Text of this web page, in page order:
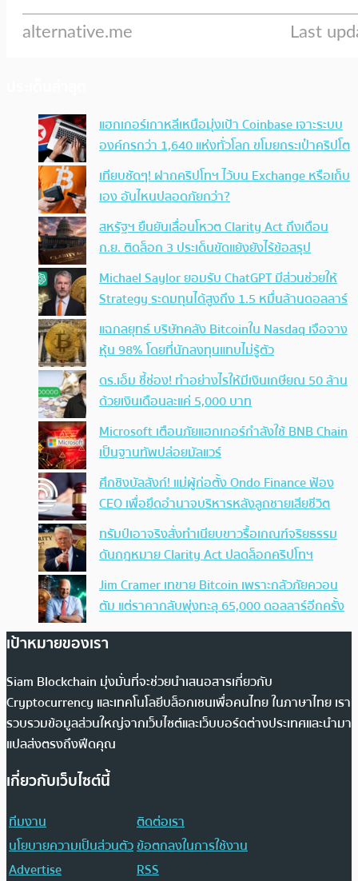
แฮกเกอร์เกาหลีเหนือมุ่งเป้า Coinbase เจาะระบบ
องค์กรกว่า 1,640 แห่งทั่วโลก ขโมยกระเป๋าคริปโต
เทียบชัดๆ! ฝากคริปโทฯ ไว้บน Exchange หรือเก็บ
เอง อันไหนปลอดภัยกว่า?
สหรัฐฯ ยืนยันเลื่อนโหวต Clarity Act ถึงเดือน
ก.ย. ติดล็อก 3 ประเด็นขัดแย้งยังไร้ข้อสรุป
Michael Saylor ยอมรับ ChatGPT มีส่วนช่วยให้
Strategy ระดมทุนได้สูงถึง 1.5 หมื่นล้านดอลลาร์
แฉกลยุทธ์ บริษัทคลัง Bitcoinใน Nasdaq เจือจาง
หุ้น 98% โดยที่นักลงทุนแทบไม่รู้ตัว
ดร.เอ็ม ชี้ช่อง! ทำอย่างไรให้มีเงินเกษียณ 50 ล้าน
ด้วยเงินเดือนละแค่ 5,000 บาท
Microsoft เตือนภัยแฮกเกอร์กำลังใช้ BNB Chain
เป็นฐานทัพปล่อยมัลแวร์
ศึกชิงบัลลังก์! แม่ผู้ก่อตั้ง Ondo Finance ฟ้อง
CEO เพื่อยึดอำนาจบริหารหลังลูกชายเสียชีวิต
ทรัมป์เอาจริง สั่งทำเนียบขาวรื้อเกณฑ์จริยธรรม
ดันกฎหมาย Clarity Act ปลดล็อกคริปโทฯ
Jim Cramer เทขาย Bitcoin เพราะกลัวภัยควอน
ตัม แต่ราคากลับพุ่งทะลุ 65,000 ดอลลาร์อีกครั้ง
เป้าหมายของเรา
Siam Blockchain มุ่งมั่นที่จะช่วยนำเสนอสารเกี่ยวกับ
Cryptocurrency และเทคโนโลยีบล็อกเชนเพื่อคนไทย ในภาษาไทย เรา
รวบรวมข้อมูลส่วนใหญ่จากเว็บไซต์และเว็บบอร์ดต่างประเทศและนำมา
แปลส่งตรงถึงฟีดคุณ
เกี่ยวกับเว็บไซต์นี้
ทีมงาน
ติดต่อเรา
นโยบายความเป็นส่วนตัวข้อตกลงในการใช้งาน
Advertise
RSS